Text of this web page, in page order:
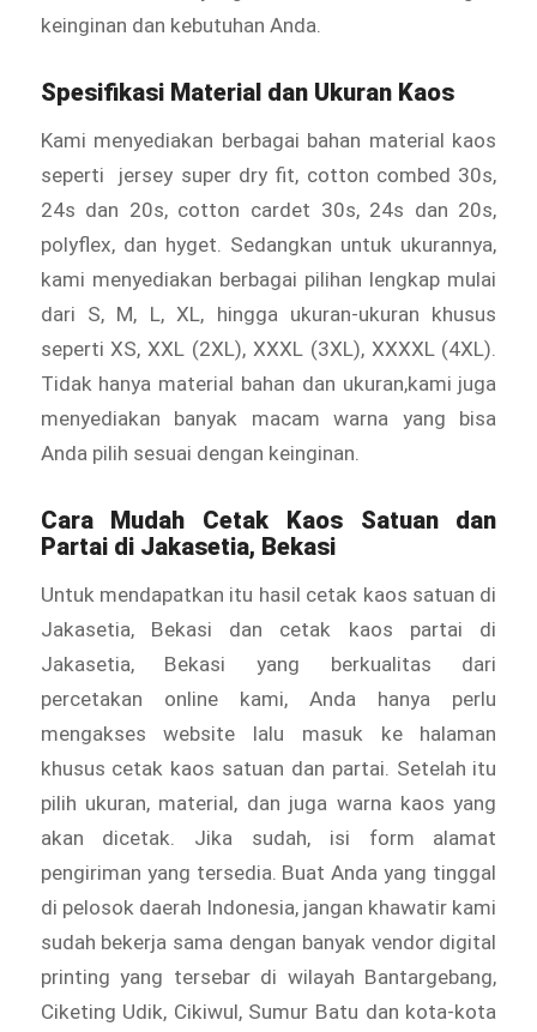
keinginan dan kebutuhan Anda.
Spesifikasi Material dan Ukuran Kaos
Kami menyediakan berbagai bahan material kaos
seperti jersey super dry fit, cotton combed 30s,
24s dan 20s, cotton cardet 30s, 24s dan 20s,
polyflex, dan hyget. Sedangkan untuk ukurannya,
kami menyediakan berbagai pilihan lengkap mulai
dari S, M, L, XL, hingga ukuran-ukuran khusus
seperti XS, XXL (2XL), XXXL (3XL), XXXXL (4XL).
Tidak hanya material bahan dan ukuran,kami juga
menyediakan banyak macam warna yang bisa
Anda pilih sesuai dengan keinginan.
Cara Mudah Cetak Kaos Satuan dan
Partai di Jakasetia, Bekasi
Untuk mendapatkan itu hasil cetak kaos satuan di
Jakasetia, Bekasi dan cetak kaos partai di
Jakasetia, Bekasi yang berkualitas dari
percetakan online kami, Anda hanya perlu
mengakses website lalu masuk ke halaman
khusus cetak kaos satuan dan partai. Setelah itu
pilih ukuran, material, dan juga warna kaos yang
akan dicetak. Jika sudah, isi form alamat
pengiriman yang tersedia. Buat Anda yang tinggal
di pelosok daerah Indonesia, jangan khawatir kami
sudah bekerja sama dengan banyak vendor digital
printing yang tersebar di wilayah Bantargebang,
Ciketing Udik, Cikiwul, Sumur Batu dan kota-kota